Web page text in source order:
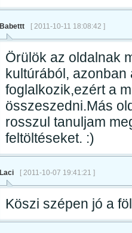
Babettt [ 2011-10-11 18:08:42 ]
Örülök az oldalnak
kultúrából, azonban
foglalkozik,ezért a
összeszedni.Más
rosszul tanuljam
feltöltéseket. :)
Laci [ 2011-10-07 19:41:21 ]
Köszi szépen jó a